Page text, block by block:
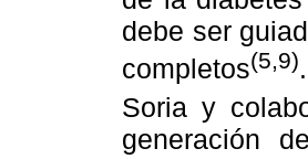
debe ser
completos(5,9)
Soria y
generación